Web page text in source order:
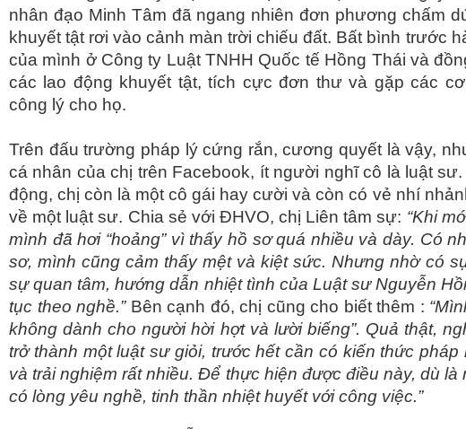
nhân đạo Minh Tâm đã ngang nhiên đơn phương chấm
khuyết tật rơi vào cảnh màn trời chiếu đất. Bất bình trước
của mình ở Công ty Luật TNHH Quốc tế Hồng Thái và
các lao động khuyết tật, tích cực đơn thư và gặp các
công lý cho họ.
Trên đấu trường pháp lý cứng rắn, cương quyết là vậy,
cá nhân của chị trên Facebook, ít người nghĩ cô là luật
động, chị còn là một cô gái hay cười và còn có vẻ nhí
về một luật sư. Chia sẻ với ĐHVO, chị Liên tâm sự: “Khi
mình đã hơi “hoảng” vì thấy hồ sơ quá nhiều và dày. Có
sơ, mình cũng cảm thấy mệt và kiệt sức. Nhưng nhờ có
sự quan tâm, hướng dẫn nhiệt tình của Luật sư Nguyễn
tục theo nghề.” Bên cạnh đó, chị cũng cho biết thêm :
không dành cho người hời hợt và lười biếng”. Quả thật,
trở thành một luật sư giỏi, trước hết cần có kiến thức
và trải nghiệm rất nhiều. Để thực hiện được điều này, dù
có lòng yêu nghề, tinh thần nhiệt huyết với công việc.”